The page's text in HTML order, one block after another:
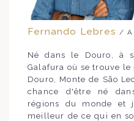
Fernando Lebres / A
Né dans le Douro, à
Galafura où se trouve
Douro, Monte de São
chance d'être né
régions du monde et
meilleur de ce qui en